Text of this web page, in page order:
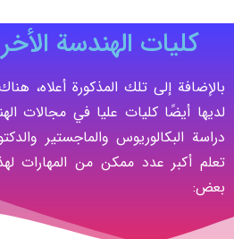
كليات الهندسة
بالإضافة إلى تلك المذكورة أعلاه،
لديها أيضًا كليات عليا في مجالات
دراسة البكالوريوس والماجستير
تعلم أكبر عدد ممكن من المهارات
بعض: